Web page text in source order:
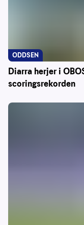
Diarra herjer i
scoringsrekorden
ODDSEN